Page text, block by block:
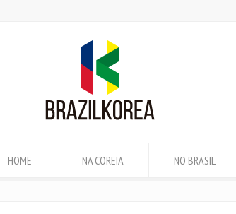
HOME NA COREIA NO BRASIL